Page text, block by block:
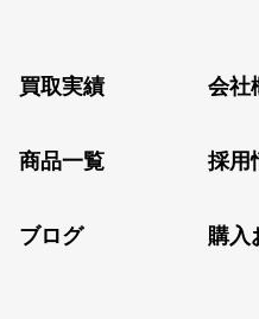
買取実績 会社
商品一覧 採用
ブログ 購入